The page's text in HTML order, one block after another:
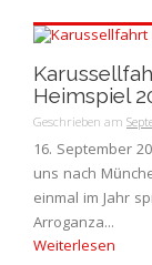
Heimspiel
Geschrieben am
16. September
uns nach
einmal im Jahr
Arroganza...
Weiterlesen